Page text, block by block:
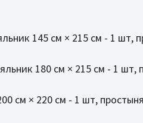
145 см × 215 см - 1 шт,
180 см × 215 см - 1 шт,
см × 220 см - 1 шт,